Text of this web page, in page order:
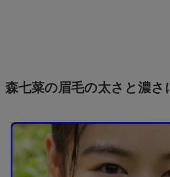
森七菜の眉毛の太さと濃さ